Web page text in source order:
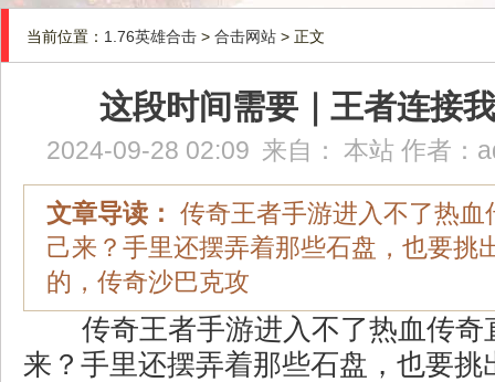
当前位置： 1.76英雄合击 > 合击网站 > 正文
这段时间需要｜王者连接
2024-09-28 02:09 来自： 本站 作者：
文章导读： 传奇王者手游进入不了热血
己来？手里还摆弄着那些石盘，也要挑
的，传奇沙巴克攻
传奇王者手游进入不了热血传奇
来？手里还摆弄着那些石盘，也要挑